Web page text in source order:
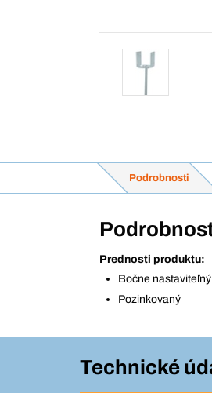
Podrobnosti
Prednosti produktu:
Bočne nastaviteľný
Pozinkovaný
Technické